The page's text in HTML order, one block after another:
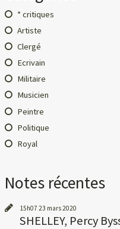
* critiques
Artiste
Clergé
Ecrivain
Militaire
Musicien
Peintre
Politique
Royal
Notes récentes
15h07 23 mars 2020
SHELLEY, Percy